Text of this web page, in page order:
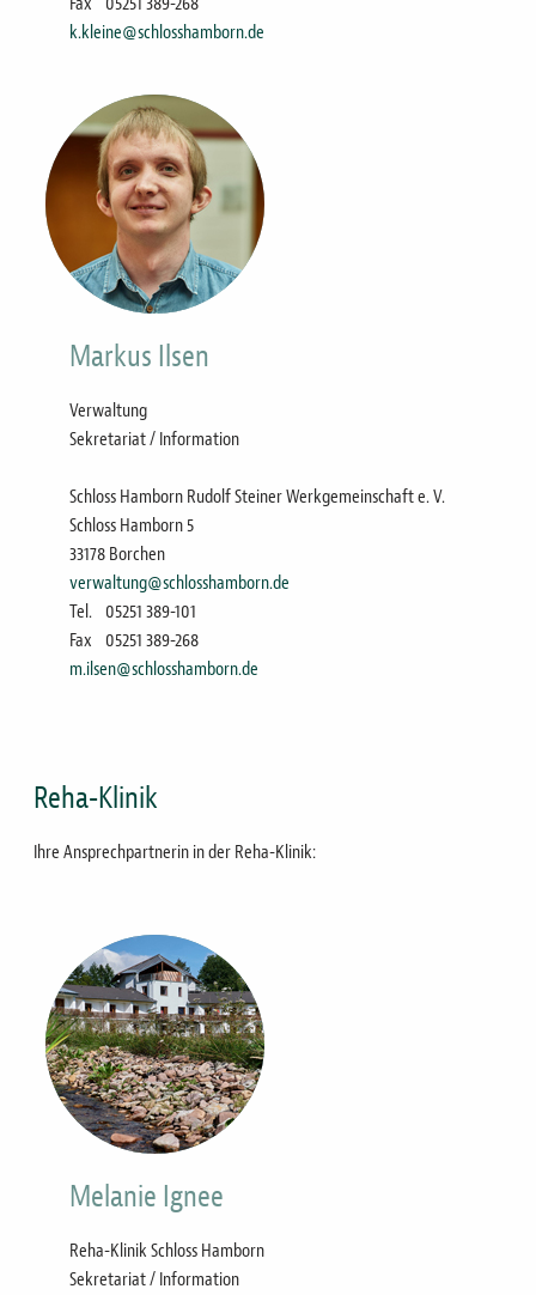
k.kleine@schlosshamborn.de
Markus Ilsen
Verwaltung
Sekretariat / Information
Schloss Hamborn Rudolf Steiner Werkgemeinschaft e. V.
Schloss Hamborn 5
33178 Borchen
verwaltung@schlosshamborn.de
Tel.
05251 389-101
Fax
05251 389-268
m.ilsen@schlosshamborn.de
Reha-Klinik
Ihre Ansprechpartnerin in der Reha-Klinik:
Melanie Ignee
Reha-Klinik Schloss Hamborn
Sekretariat / Information